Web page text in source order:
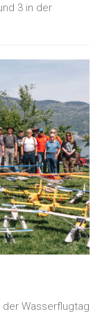
3 in der
Wasserflugtag